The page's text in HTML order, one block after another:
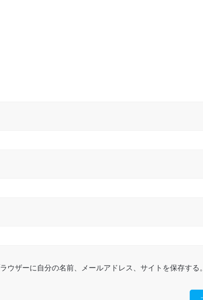
ウザーに自分の名前、メールアドレス、サイトを保存する。